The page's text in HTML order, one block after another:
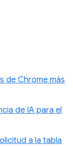
de Chrome más
de IA para el
a la tabla